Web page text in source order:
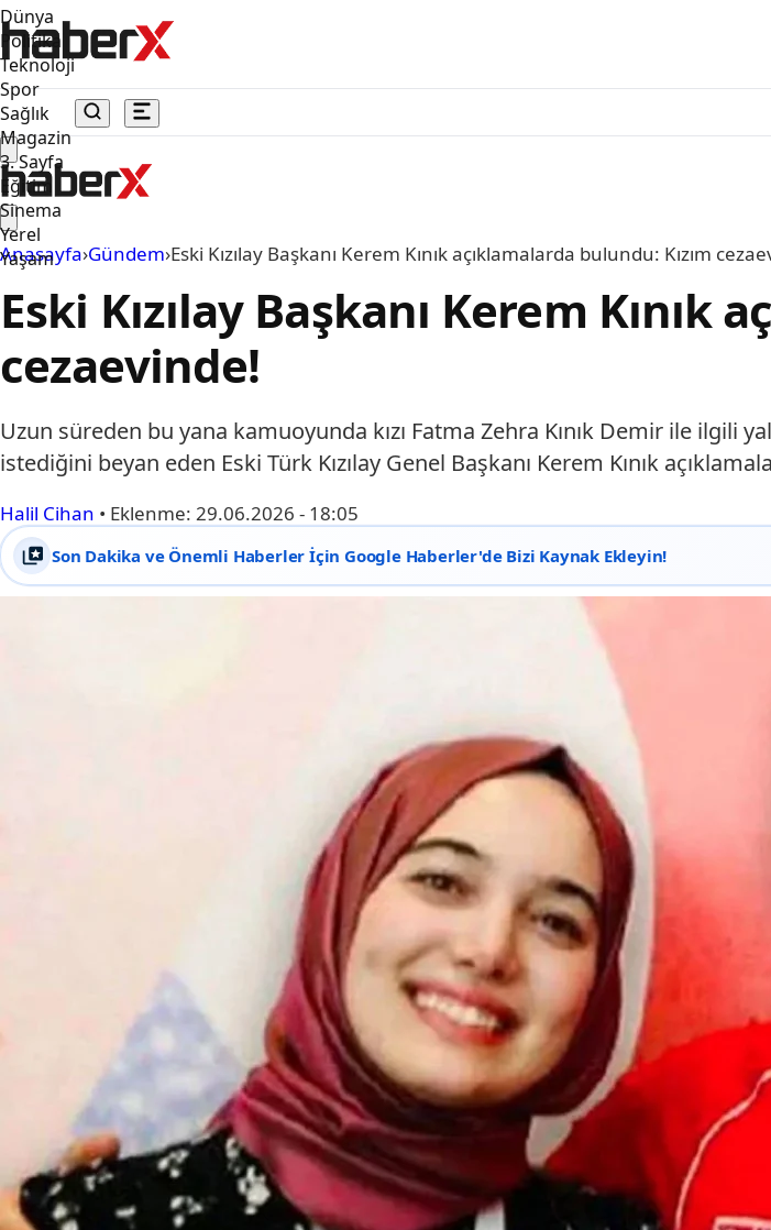
Dünya
Politika
Teknoloji
Spor
Sağlık
Magazin
3. Sayfa
Eğitim
Sinema
Yerel
Yaşam
Anasayfa›Gündem›Eski Kızılay Başkanı Kerem Kınık açıklamalarda bulundu: Kızım
Eski Kızılay Başkanı Kerem Kınık
cezaevinde!
Uzun süreden bu yana kamuoyunda kızı Fatma Zehra Kınık Demir ile ilgili
istediğini beyan eden Eski Türk Kızılay Genel Başkanı Kerem Kınık
Halil Cihan • Eklenme: 29.06.2026 - 18:05
Son Dakika ve Önemli Haberler İçin Google Haberler'de Bizi Kaynak Ekleyin!